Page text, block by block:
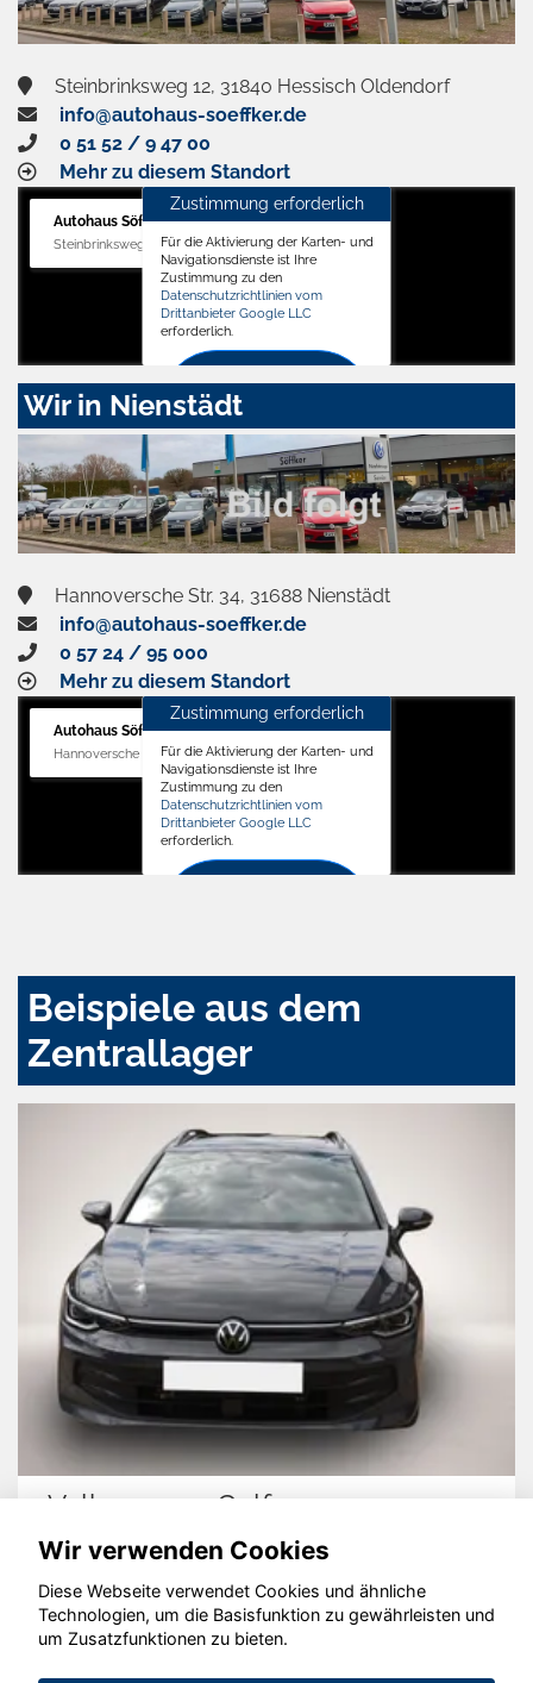
Steinbrinksweg 12, 31840 Hessisch Oldendorf
info@autohaus-soeffker.de
0 51 52 / 9 47 00
Mehr zu diesem Standort
Autohaus Söffker GmbH
Steinbrinksweg 12, 31840 Hessisch Oldendorf
Zustimmung erforderlich
Für die Aktivierung der Karten- und
Navigationsdienste ist Ihre
Zustimmung zu den
Datenschutzrichtlinien vom
Drittanbieter Google LLC
erforderlich.
Zustimmen
aktivieren
Wir in Nienstädt
Hannoversche Str. 34, 31688 Nienstädt
info@autohaus-soeffker.de
0 57 24 / 95 000
Mehr zu diesem Standort
Autohaus Söffker GmbH
Hannoversche Str. 34, 31688 Nienstädt
Zustimmung erforderlich
Für die Aktivierung der Karten- und
Navigationsdienste ist Ihre
Zustimmung zu den
Datenschutzrichtlinien vom
Drittanbieter Google LLC
erforderlich.
Beispiele aus dem
Zentrallager
Volkswagen Golf
© konjunkturmotor.de GmbH 2020 - 2026
Wir verwenden Cookies
Diese Webseite verwendet Cookies und ähnliche
Technologien, um die Basisfunktion zu gewährleisten und
um Zusatzfunktionen zu bieten.